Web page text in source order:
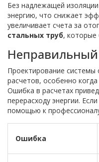
Без надлежащей
энергию, что снижает
увеличивает счета за
стальных труб, которые
Проектирование
расчетов, особенно
Ошибка в расчетах
перерасходу энергии.
помощью к
Ошибка